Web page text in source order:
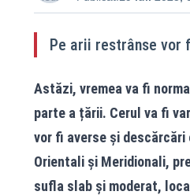
Pe arii restrânse vor
Astăzi, vremea va fi
parte a țării. Cerul va fi
vor fi averse și
Orientali și Meridionali,
sufla slab și moderat,